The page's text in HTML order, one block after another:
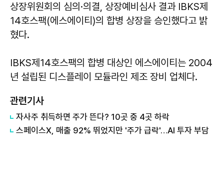
상장위원회의 심의·의결, 상장예비심사 결과 IBKS제
14호스팩(에스에이티)의 합병 상장을 승인했다고 밝
혔다.
IBKS제14호스팩의 합병 대상인 에스에이티는 2004
년 설립된 디스플레이 모듈라인 제조 장비 업체다.
관련기사
자사주 취득하면 주가 뜬다? 10곳 중 4곳 하락
스페이스X, 매출 92% 뛰었지만 '주가 급락'…AI 투자 부담